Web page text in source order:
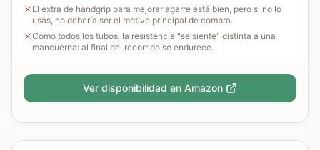
El extra de handgrip para mejorar agarre está bien, pero si no lo
usas, no debería ser el motivo principal de compra.
Como todos los tubos, la resistencia "se siente" distinta a una
mancuerna: al final del recorrido se endurece.
Ver disponibilidad en Amazon